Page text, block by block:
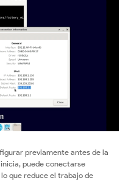
previamente antes de la
puede conectarse
que reduce el trabajo de